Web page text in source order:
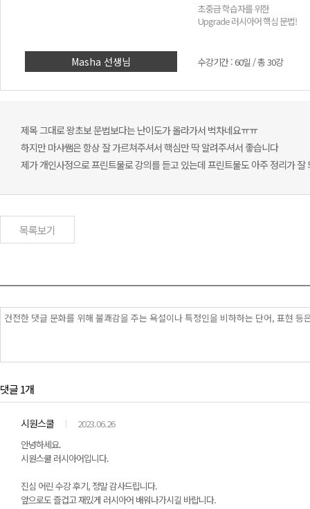
Masha 선생님
초중급 학습자를 위한
Upgrade 러시아어 핵심 문법!
수강기간 : 60일 / 총 30강
제목 그대로 왕초보 문법보다는 난이도가 올라가서 벅차네요ㅠㅠ
하지만 마샤쌤은 항상 잘 가르쳐주셔서 핵심만 딱 알려주셔서 좋습니다
제가 개인사정으로 프린트물로 강의를 듣고 있는데 프린트물도 아주 정리가
목록보기
댓글 1개
시원스쿨
2023.06.26
안녕하세요.
시원스쿨 러시아어입니다.
진심 어린 수강 후기, 정말 감사드립니다.
앞으로도 즐겁고 재밌게 러시아어 배워나가시길 바랍니다.